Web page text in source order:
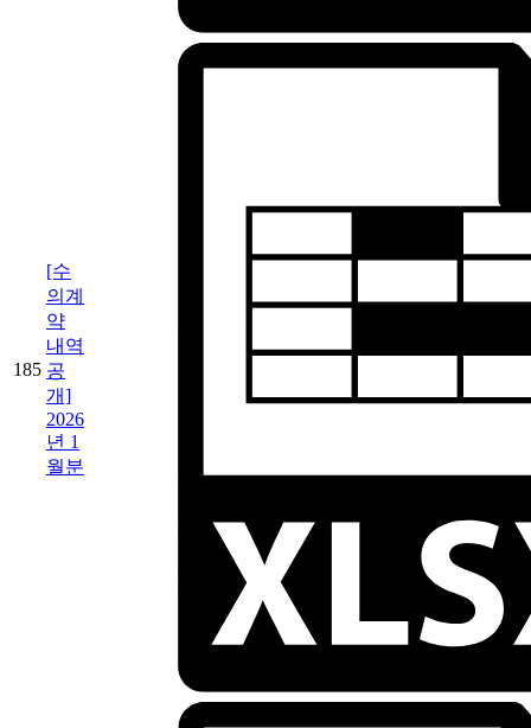
185
[수
의계
약
내역
공
개]
2026
년 1
월분